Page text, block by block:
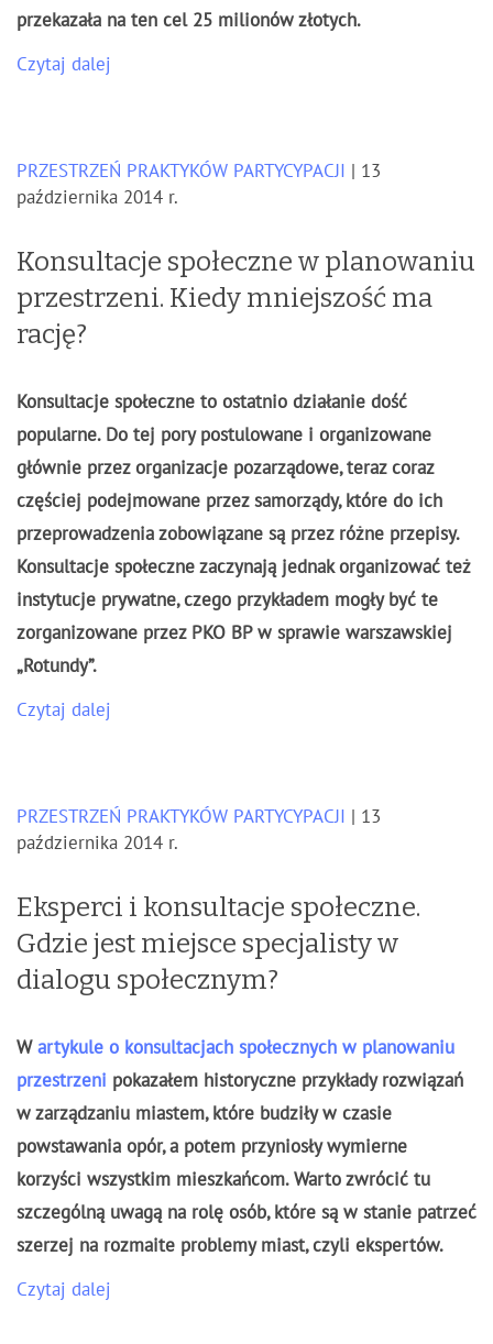
przekazała na ten cel 25 milionów złotych.
Czytaj dalej
PRZESTRZEŃ PRAKTYKÓW PARTYCYPACJI
| 13
października 2014 r.
Konsultacje społeczne w planowaniu
przestrzeni. Kiedy mniejszość ma
rację?
Konsultacje społeczne to ostatnio działanie dość
popularne. Do tej pory postulowane i organizowane
głównie przez organizacje pozarządowe, teraz coraz
częściej podejmowane przez samorządy, które do ich
przeprowadzenia zobowiązane są przez różne przepisy.
Konsultacje społeczne zaczynają jednak organizować też
instytucje prywatne, czego przykładem mogły być te
zorganizowane przez PKO BP w sprawie warszawskiej
„Rotundy”.
Czytaj dalej
PRZESTRZEŃ PRAKTYKÓW PARTYCYPACJI
| 13
października 2014 r.
Eksperci i konsultacje społeczne.
Gdzie jest miejsce specjalisty w
dialogu społecznym?
W artykule o konsultacjach społecznych w planowaniu
przestrzeni pokazałem historyczne przykłady rozwiązań
w zarządzaniu miastem, które budziły w czasie
powstawania opór, a potem przyniosły wymierne
korzyści wszystkim mieszkańcom. Warto zwrócić tu
szczególną uwagą na rolę osób, które są w stanie patrzeć
szerzej na rozmaite problemy miast, czyli ekspertów.
Czytaj dalej